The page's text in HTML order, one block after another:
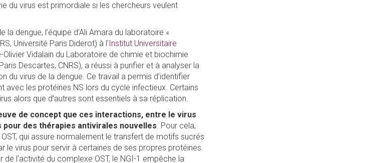
du virus est primordiale si les chercheurs veulent
dengue, l’équipe d’Ali Amara du laboratoire «
Université Paris Diderot) à l' Institut Universitaire
Vidalain du Laboratoire de chimie et biochimie
Descartes, CNRS), a réussi à purifier et à analyser la
virus de la dengue. Ce travail a permis d’identifier
avec les protéines NS lors du cycle infectieux. Certains
alors que d’autres sont essentiels à sa réplication.
de concept que ces interactions, entre le virus
des thérapies antivirales nouvelles. Pour cela,
qui assure normalement le transfert de motifs sucrés
le virus pour servir à certaines de ses propres protéines.
de l’activité du complexe OST, le NGI-1 empêche la